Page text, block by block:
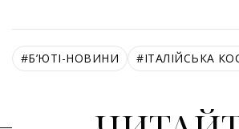
#Б’ЮТІ-НОВИНИ #ІТАЛІЙСЬКА